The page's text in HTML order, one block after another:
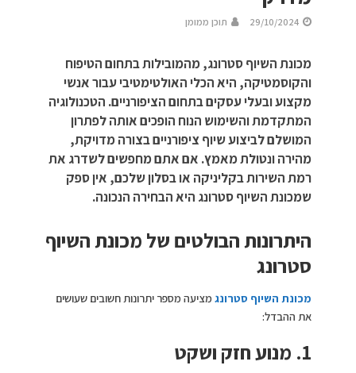
29/10/2024 תוכן ממומן
מכונת השיוף סטרונג, מהמובילות בתחום הטיפוח
והקוסמטיקה, היא הכלי האולטימטיבי עבור אנשי
מקצוע ובעלי עסקים בתחום הציפורניים. הטכנולוגיה
המתקדמת והשימוש הנוח הופכים אותה לפתרון
המושלם לביצוע שיוף ציפורניים בצורה מדויקת,
מהירה ונטולת מאמץ. אם אתם מחפשים לשדרג את
רמת השירות בקליניקה או בסלון שלכם, אין ספק
שמכונת השיוף סטרונג היא הבחירה הנכונה.
היתרונות הבולטים של מכונת השיוף
סטרונג
מכונת השיוף סטרונג מציעה מספר יתרונות חשובים שעושים
את ההבדל:
1. מנוע חזק ושקט